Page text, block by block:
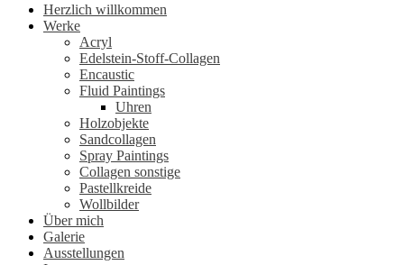
Herzlich willkommen
Werke
Acryl
Edelstein-Stoff-Collagen
Encaustic
Fluid Paintings
Uhren
Holzobjekte
Sandcollagen
Spray Paintings
Collagen sonstige
Pastellkreide
Wollbilder
Über mich
Galerie
Ausstellungen